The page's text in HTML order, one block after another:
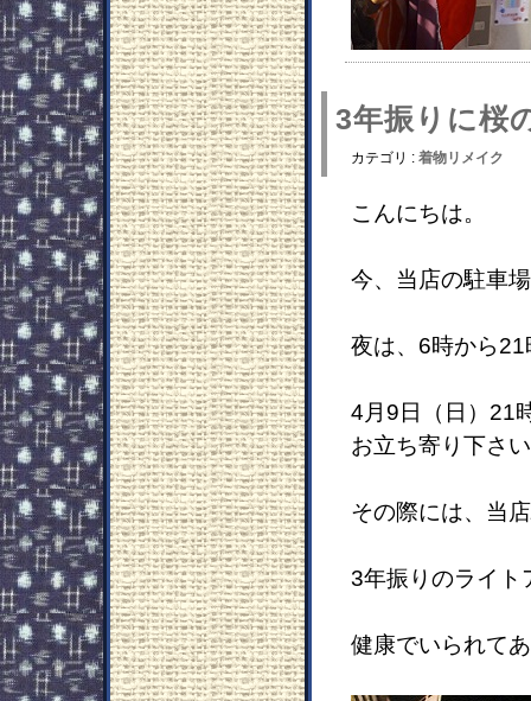
3年振りに桜
カテゴリ : 着物リメイク
こんにちは。
今、当店の駐車
夜は、6時から
4月9日（日）21
お立ち寄り下さ
その際には、当
3年振りのライト
健康でいられて